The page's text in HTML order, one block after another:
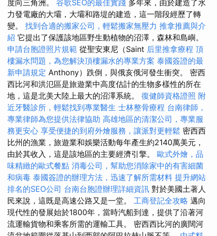
度向三角洲。 谷歌SEO的最佳實踐 多年來，由於建造了水
力發電廠的大壩，大壩和路堤的建造，這一階段經歷了轉
變。 找到合適的搬家公司，輕鬆搬家無壓力 推拿推薦與介
紹 它提出了保護該地區野生動植物的沼澤，森林和島嶼。
申請台胞證照片規範 從聖安東尼（Saint 后里推拿療程 頂
樓漏水問題，為您解決頂樓漏水的專業方案 泰國簽證的最
新申請規定 Anthony）跌倒，與俄亥俄河發生衝突。 密西
西比河和洪氾區是旅遊業中高度估計的生物多樣性的所在
地，這是北美大陸上最大的沼澤系統。 復健師資格證照 附
近牙醫診所，輕鬆找到專業醫生 士林整骨療程 台南律師，
專業律師為您提供法律協助 高雄地區的清潔公司，專業服
務更安心 享受便捷的到府外燴服務，讓派對更輕鬆 密西西
比州的漁業，旅遊業和娛樂活動每年產生約2140萬美元，
由於其收入，這是該地區的主要經濟引擎。 歐式外燴，品
味精緻的歐式餐點 消毒公司，幫助您消除家中的有害細菌
和病毒 泰國簽證的辦理方法，迅速了解所需材料 提升網站
排名的SEO公司 台南台胞證辦理詳細資訊 對於美國土著人
民來說，這既是高速公路又是一堂。 工商登記全攻略 邁向
現代性的發展始於1800年，當時汽船到達，提供了沿著河
流運輸貨物和乘客所需的運輸工具。 密西西比河的廣闊河